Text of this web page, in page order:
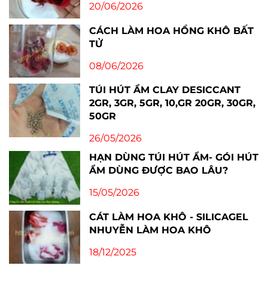
20/06/2026
CÁCH LÀM HOA HỒNG KHÔ BẤT
TỬ
08/06/2026
TÚI HÚT ẨM CLAY DESICCANT
2GR, 3GR, 5GR, 10,GR 20GR, 30GR,
50GR
26/05/2026
HẠN DÙNG TÚI HÚT ẨM- GÓI HÚT
ẨM DÙNG ĐƯỢC BAO LÂU?
15/05/2026
CÁT LÀM HOA KHÔ - SILICAGEL
NHUYỄN LÀM HOA KHÔ
18/12/2025